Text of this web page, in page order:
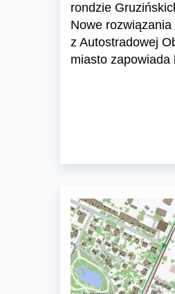
rondzie
Nowe
z Autostradowej
miasto zapowiada